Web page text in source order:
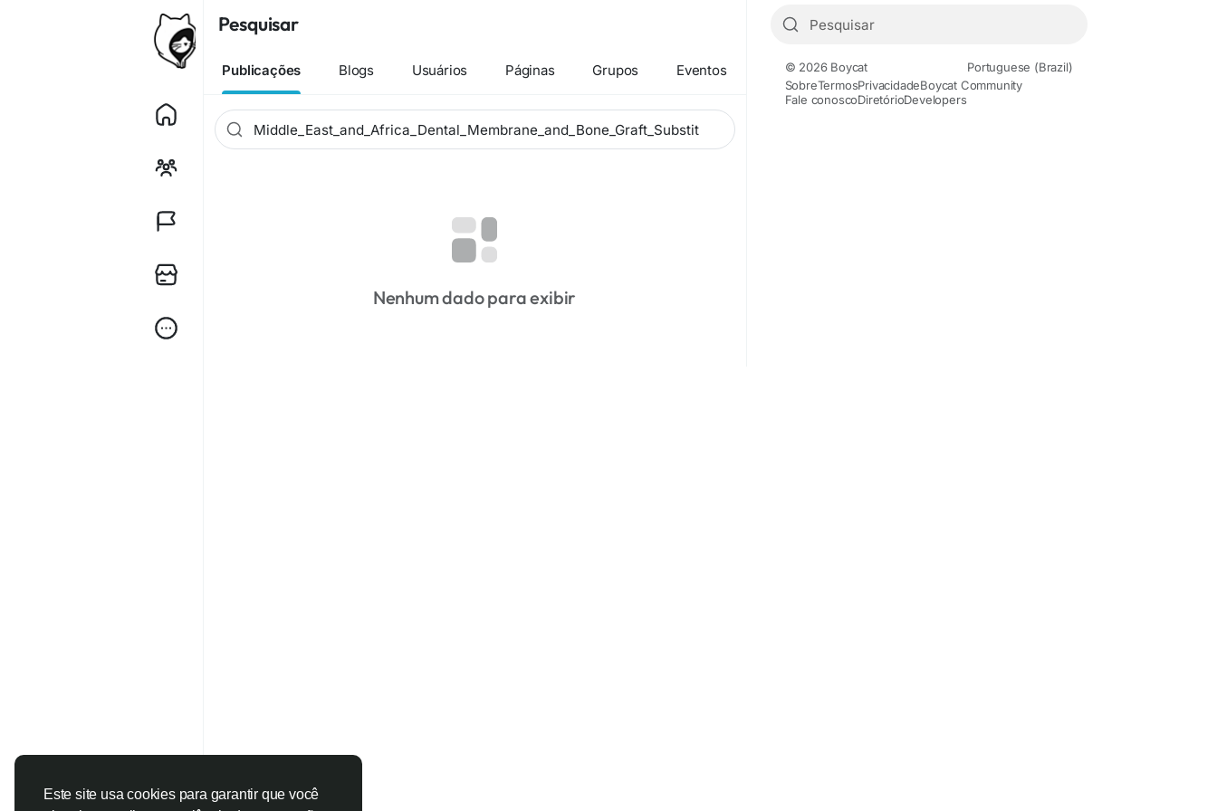
Este site usa cookies para garantir que você
Pesquisar
Publicações Blogs Usuários Páginas Grupos Eventos
Nenhum dado para exibir
© 2026 Boycat
Portuguese (Brazil)
SobreTermosPrivacidadeBoycat Community
Fale conoscoDiretórioDevelopers